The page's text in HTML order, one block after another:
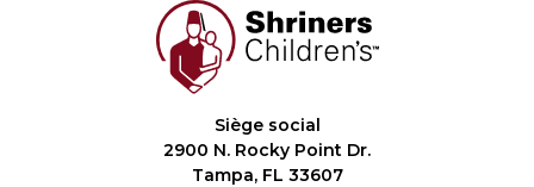
Siège social
2900 N. Rocky Point Dr.
Tampa, FL 33607